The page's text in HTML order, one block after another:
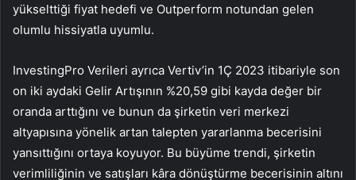
yükselttiği fiyat hedefi ve Outperform notundan gelen
olumlu hissiyatla uyumlu.
InvestingPro Verileri ayrıca Vertiv’in 1Ç 2023 itibariyle son
on iki aydaki Gelir Artışının %20,59 gibi kayda değer bir
oranda arttığını ve bunun da şirketin veri merkezi
altyapısına yönelik artan talepten yararlanma becerisini
yansıttığını ortaya koyuyor. Bu büyüme trendi, şirketin
verimliliğinin ve satışları kâra dönüştürme becerisinin altını